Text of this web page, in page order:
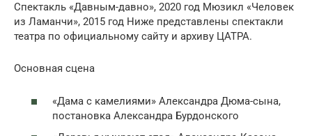
Спектакль «Давным-давно», 2020 год Мюзикл «Человек
из Ламанчи», 2015 год Ниже представлены спектакли
театра по официальному сайту и архиву ЦАТРА.
Основная сцена
«Дама с камелиями» Александра Дюма-сына,
постановка Александра Бурдонского